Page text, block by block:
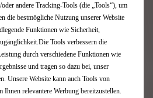
3.860,00 €; Laufzeit 48 Monate;
€; Laufleistung 10.000
sind nicht in der
gesondert an den
entrichten. Angebot gültig bis
Minderkilometer (Freigrenze
vorhandene Schäden werden
Abbildung zeigt
andere Tracking-Tools (die „Tools“), um
die bestmögliche Nutzung unserer Website
Funktionen wie Sicherheit,
Tools verbessern die
durch verschiedene Funktionen wie
und tragen so dazu bei, unser
Unsere Website kann auch Tools von
relevantere Werbung bereitzustellen.